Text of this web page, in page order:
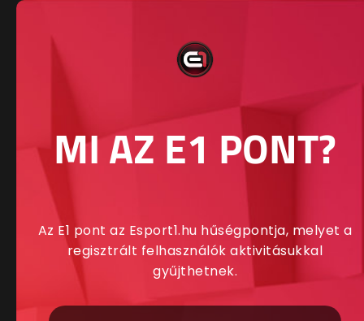
MI AZ E1 PONT?
Az E1 pont az Esport1.hu hűségpontja, melyet a
regisztrált felhasználók aktivitásukkal
gyűjthetnek.